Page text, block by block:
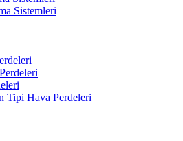
Sistemleri
Tipi Hava Perdeleri